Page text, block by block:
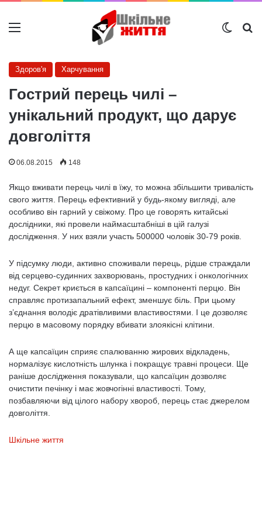
Меню
Здоров'я Харчування
Гострий перець чилі –
унікальний продукт, що дарує
довголіття
06.08.2015 148
Якщо вживати перець чилі в їжу, то можна збільшити тривалість
свого життя. Перець ефективний у будь-якому вигляді, але
особливо він гарний у свіжому. Про це говорять китайські
дослідники, які провели наймасштабніші в цій галузі
дослідження. У них взяли участь 500000 чоловік 30-79 років.
У підсумку люди, активно споживали перець, рідше страждали
від серцево-судинних захворювань, простудних і онкологічних
недуг. Секрет криється в капсаїцині – компоненті перцю. Він
справляє протизапальний ефект, зменшує біль. При цьому
з’єднання володіє дратівливими властивостями. І це дозволяє
перцю в масовому порядку вбивати злоякісні клітини.
А ще капсаїцин сприяє спалюванню жирових відкладень,
нормалізує кислотність шлунка і покращує травні процеси. Ще
раніше дослідження показували, що капсаїцин дозволяє
очистити печінку і має жовчогінні властивості. Тому,
позбавляючи від цілого набору хвороб, перець стає джерелом
довголіття.
Шкільне життя